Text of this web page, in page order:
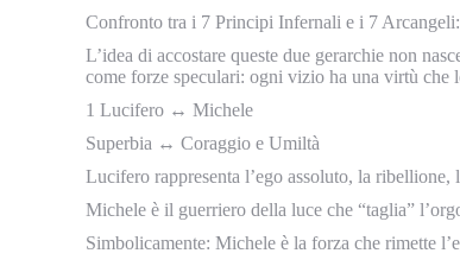
Confronto tra i 7 Principi Infernali e i 7
L’idea di accostare queste due gerarchie non
come forze speculari: ogni vizio ha una virtù che
1 Lucifero ↔ Michele
Superbia ↔ Coraggio e Umiltà
Lucifero rappresenta l’ego assoluto, la ribellione,
Michele è il guerriero della luce che “taglia”
Simbolicamente: Michele è la forza che rimette